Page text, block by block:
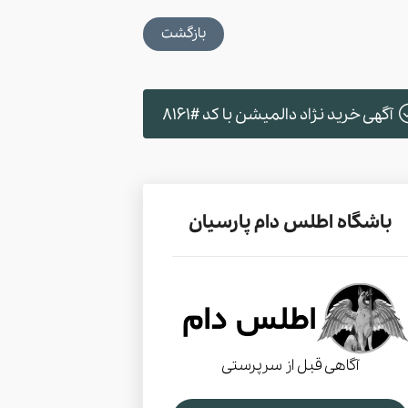
بازگشت
آگهی خرید نژاد دالمیشن با کد #8161
باشگاه اطلس دام پارسیان
آگاهی قبل از سرپرستی